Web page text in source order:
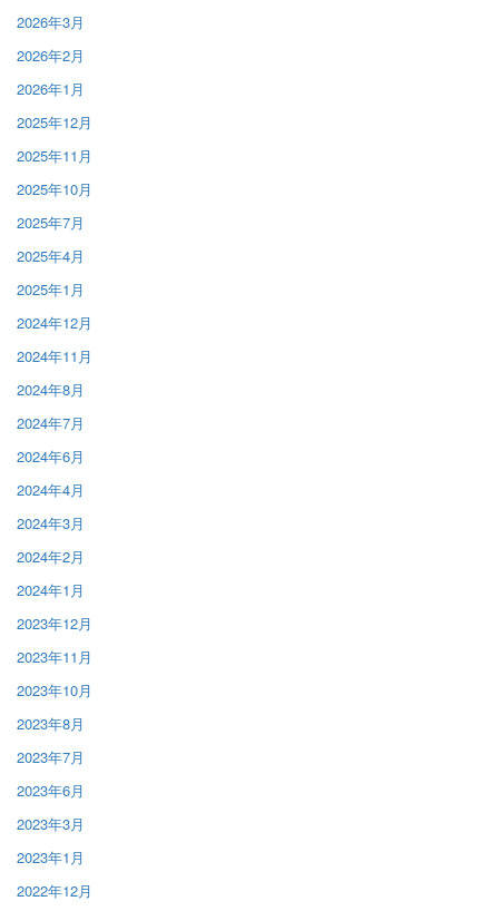
2026年3月
2026年2月
2026年1月
2025年12月
2025年11月
2025年10月
2025年7月
2025年4月
2025年1月
2024年12月
2024年11月
2024年8月
2024年7月
2024年6月
2024年4月
2024年3月
2024年2月
2024年1月
2023年12月
2023年11月
2023年10月
2023年8月
2023年7月
2023年6月
2023年3月
2023年1月
2022年12月